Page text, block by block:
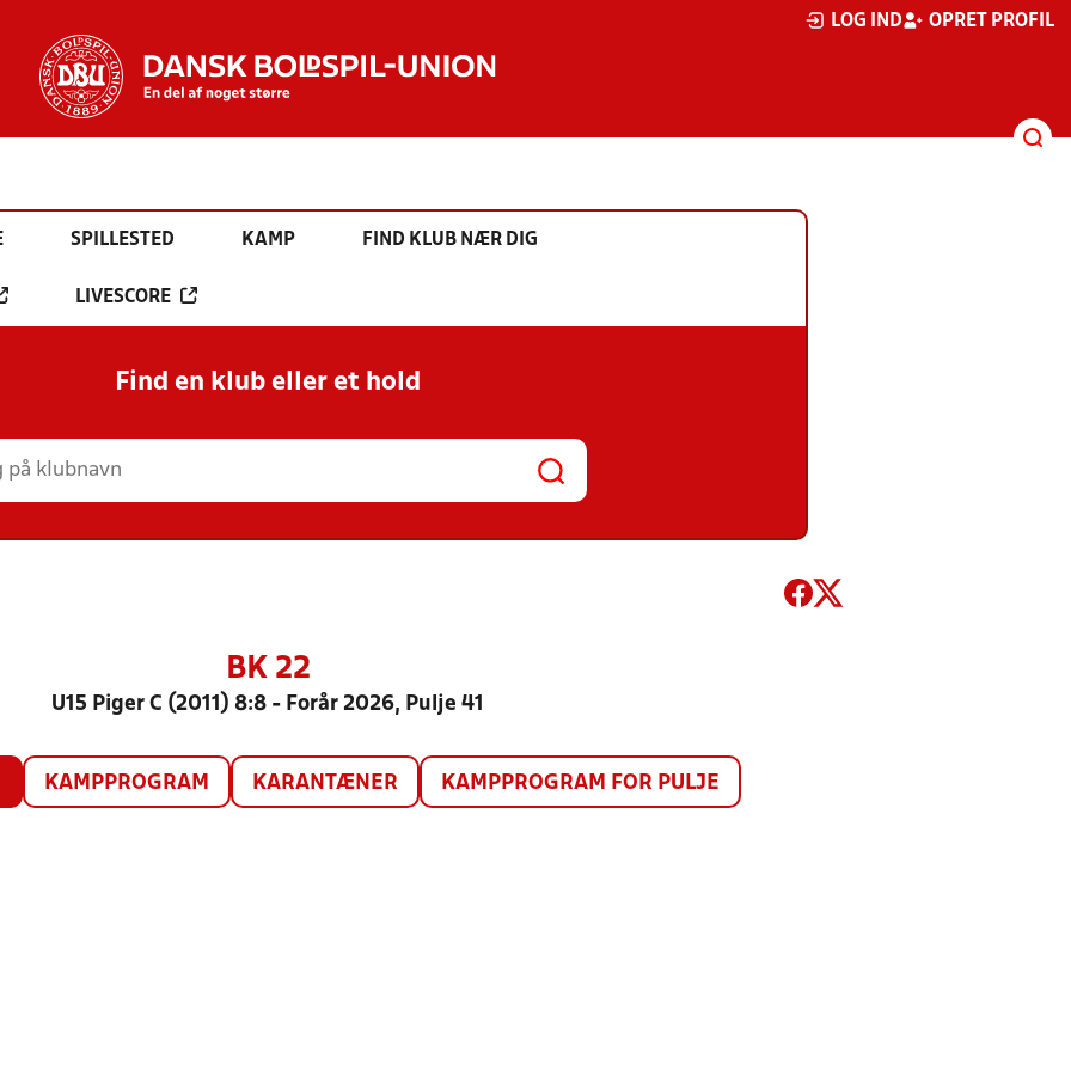
LOG IND OPRET PROFIL
SPILLESTED KAMP FIND KLUB NÆR DIG
LIVESCORE
Find en klub eller et hold
BK 22
U15 Piger C (2011) 8:8 - Forår 2026, Pulje 41
KAMPPROGRAM KARANTÆNER KAMPPROGRAM FOR PULJE